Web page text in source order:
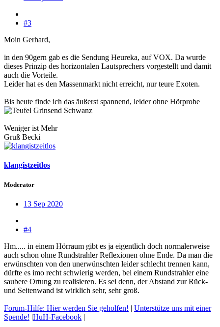
#3
Moin Gerhard,
in den 90gern gab es die Sendung Heureka, auf VOX. Da wurde
dieses Prinzip des horizontalen Lautsprechers vorgestellt und damit
auch die Vorteile.
Leider hat es den Massenmarkt nicht erreicht, nur teure Exoten.
Bis heute finde ich das äußerst spannend, leider ohne Hörprobe
Weniger ist Mehr
Gruß Becki
klangistzeitlos
Moderator
13 Sep 2020
#4
Hm..... in einem Hörraum gibt es ja eigentlich doch normalerweise
auch schon ohne Rundstrahler Reflexionen ohne Ende. Da man die
erwünschten von den unerwünschten leider schlecht trennen kann,
dürfte es imo recht schwierig werden, bei einem Rundstrahler eine
saubere Ortung zu realisieren. Es sei denn, der Abstand zur Rück-
und Seitenwand ist wirklich sehr, sehr groß.
Forum-Hilfe: Hier werden Sie geholfen! | Unterstütze uns mit einer
Spende! |HuH-Facebook |